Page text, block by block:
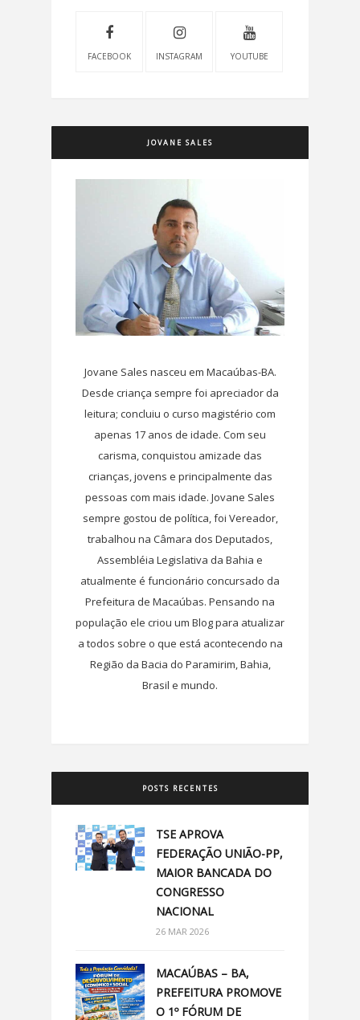
FACEBOOK INSTAGRAM YOUTUBE
JOVANE SALES
Jovane Sales nasceu em Macaúbas-BA.
Desde criança sempre foi apreciador da
leitura; concluiu o curso magistério com
apenas 17 anos de idade. Com seu
carisma, conquistou amizade das
crianças, jovens e principalmente das
pessoas com mais idade. Jovane Sales
sempre gostou de política, foi Vereador,
trabalhou na Câmara dos Deputados,
Assembléia Legislativa da Bahia e
atualmente é funcionário concursado da
Prefeitura de Macaúbas. Pensando na
população ele criou um Blog para atualizar
a todos sobre o que está acontecendo na
Região da Bacia do Paramirim, Bahia,
Brasil e mundo.
POSTS RECENTES
TSE APROVA
FEDERAÇÃO UNIÃO-PP,
MAIOR BANCADA DO
CONGRESSO
NACIONAL
26 MAR 2026
MACAÚBAS – BA,
PREFEITURA PROMOVE
O 1º FÓRUM DE